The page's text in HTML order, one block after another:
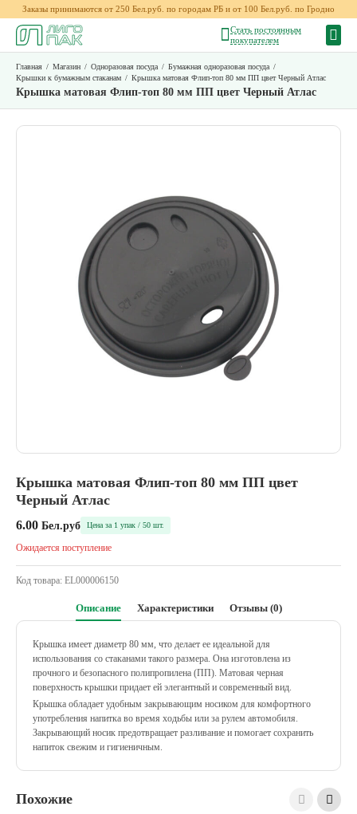
Заказы принимаются от 250 Бел.руб. по городам РБ и от 100 Бел.руб. по Гродно
Стать постоянным
покупателем
Главная / Магазин / Одноразовая посуда / Бумажная одноразовая посуда /
Крышки к бумажным стаканам / Крышка матовая Флип-топ 80 мм ПП цвет Черный Атлас
Крышка матовая Флип-топ 80 мм ПП цвет Черный Атлас
Крышка матовая Флип-топ 80 мм ПП цвет
Черный Атлас
6.00 Бел.руб Цена за 1 упак / 50 шт.
Ожидается поступление
Код товара: EL000006150
Описание Характеристики Отзывы (0)
Крышка имеет диаметр 80 мм, что делает ее идеальной для
использования со стаканами такого размера. Она изготовлена из
прочного и безопасного полипропилена (ПП). Матовая черная
поверхность крышки придает ей элегантный и современный вид.
Крышка обладает удобным закрывающим носиком для комфортного
употребления напитка во время ходьбы или за рулем автомобиля.
Закрывающий носик предотвращает разливание и помогает сохранить
напиток свежим и гигиеничным.
Похожие